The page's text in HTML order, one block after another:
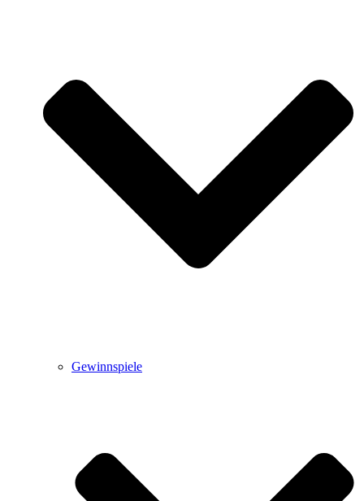
Gewinnspiele